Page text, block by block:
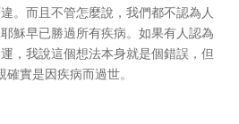
。而且不管怎麼說，我們都不認為人
穌早已勝過所有疾病。如果有人認為
，我說這個想法本身就是個錯誤，但
確實是因疾病而過世。